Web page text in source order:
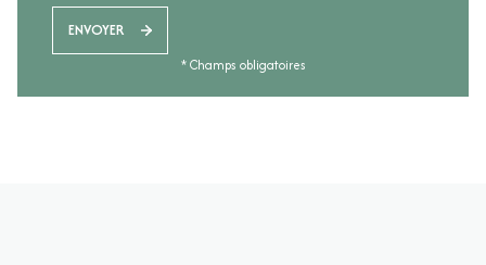
ENVOYER
* Champs obligatoires